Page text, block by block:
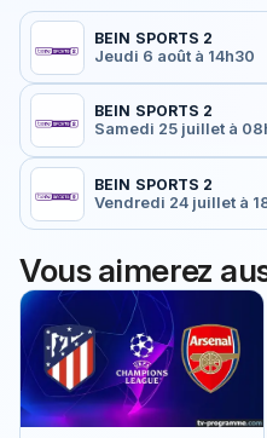
BEIN SPORTS 2
Jeudi 6 août à 14h30
BEIN SPORTS 2
Samedi 25 juillet à
BEIN SPORTS 2
Vendredi 24 juillet à
Vous aimerez